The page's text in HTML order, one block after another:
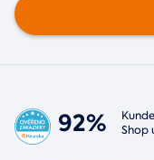
92%
Shop